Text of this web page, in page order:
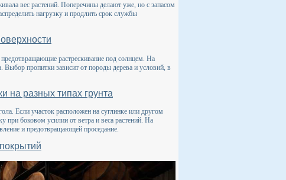
вес растений. Поперечины делают уже, но с запасом
нагрузку и продлить срок службы
растрескивание под солнцем. На
Выбор пропитки зависит от породы дерева и условий, в
на разных типах грунта
Если участок расположен на суглинке или другом
боковом усилии от ветра и веса растений. На
и предотвращающей проседание.